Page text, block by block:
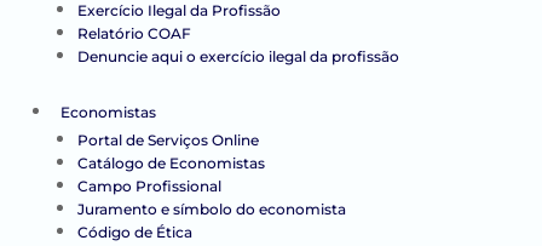
Exercício Ilegal da Profissão
Relatório COAF
Denuncie aqui o exercício ilegal da profissão
Economistas
Portal de Serviços Online
Catálogo de Economistas
Campo Profissional
Juramento e símbolo do economista
Código de Ética